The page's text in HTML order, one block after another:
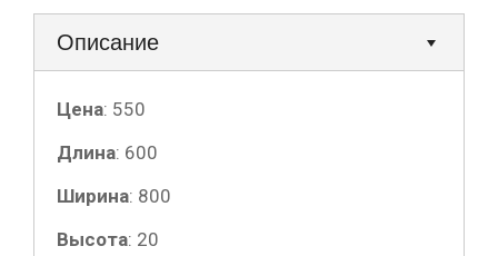
Описание
Цена: 550
Длина: 600
Ширина: 800
Высота: 20